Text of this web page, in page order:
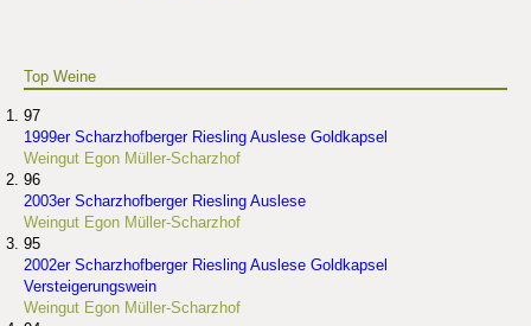
Top Weine
97
1999er Scharzhofberger Riesling Auslese Goldkapsel
Weingut Egon Müller-Scharzhof
96
2003er Scharzhofberger Riesling Auslese
Weingut Egon Müller-Scharzhof
95
2002er Scharzhofberger Riesling Auslese Goldkapsel
Versteigerungswein
Weingut Egon Müller-Scharzhof